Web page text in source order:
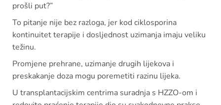
prošli put?”
To pitanje nije bez razloga, jer kod ciklosporina
kontinuitet terapije i dosljednost uzimanja imaju veliku
težinu.
Promjene prehrane, uzimanje drugih lijekova i
preskakanje doza mogu poremetiti razinu lijeka.
U transplantacijskim centrima suradnja s HZZO-om i